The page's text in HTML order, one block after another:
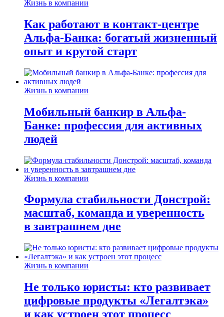
Жизнь в компании
Как работают в контакт-центре
Альфа-Банка: богатый жизненный
опыт и крутой старт
Жизнь в компании
Мобильный банкир в Альфа-
Банке: профессия для активных
людей
Жизнь в компании
Формула стабильности Донстрой:
масштаб, команда и уверенность
в завтрашнем дне
Жизнь в компании
Не только юристы: кто развивает
цифровые продукты «Легалтэка»
и как устроен этот процесс